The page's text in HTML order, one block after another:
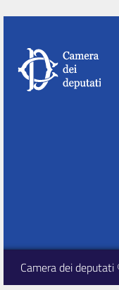
Camera dei